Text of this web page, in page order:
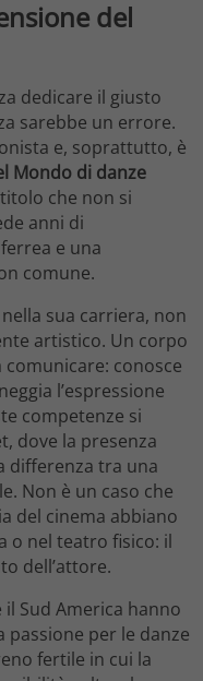
del
dedicare il giusto
sarebbe un errore.
e, soprattutto, è
Mondo di danze
che non si
anni di
e una
comune.
sua carriera, non
artistico. Un corpo
comunicare: conosce
l’espressione
competenze si
dove la presenza
differenza tra una
Non è un caso che
del cinema abbiano
o nel teatro fisico: il
dell’attore.
Sud America hanno
per le danze
fertile in cui la